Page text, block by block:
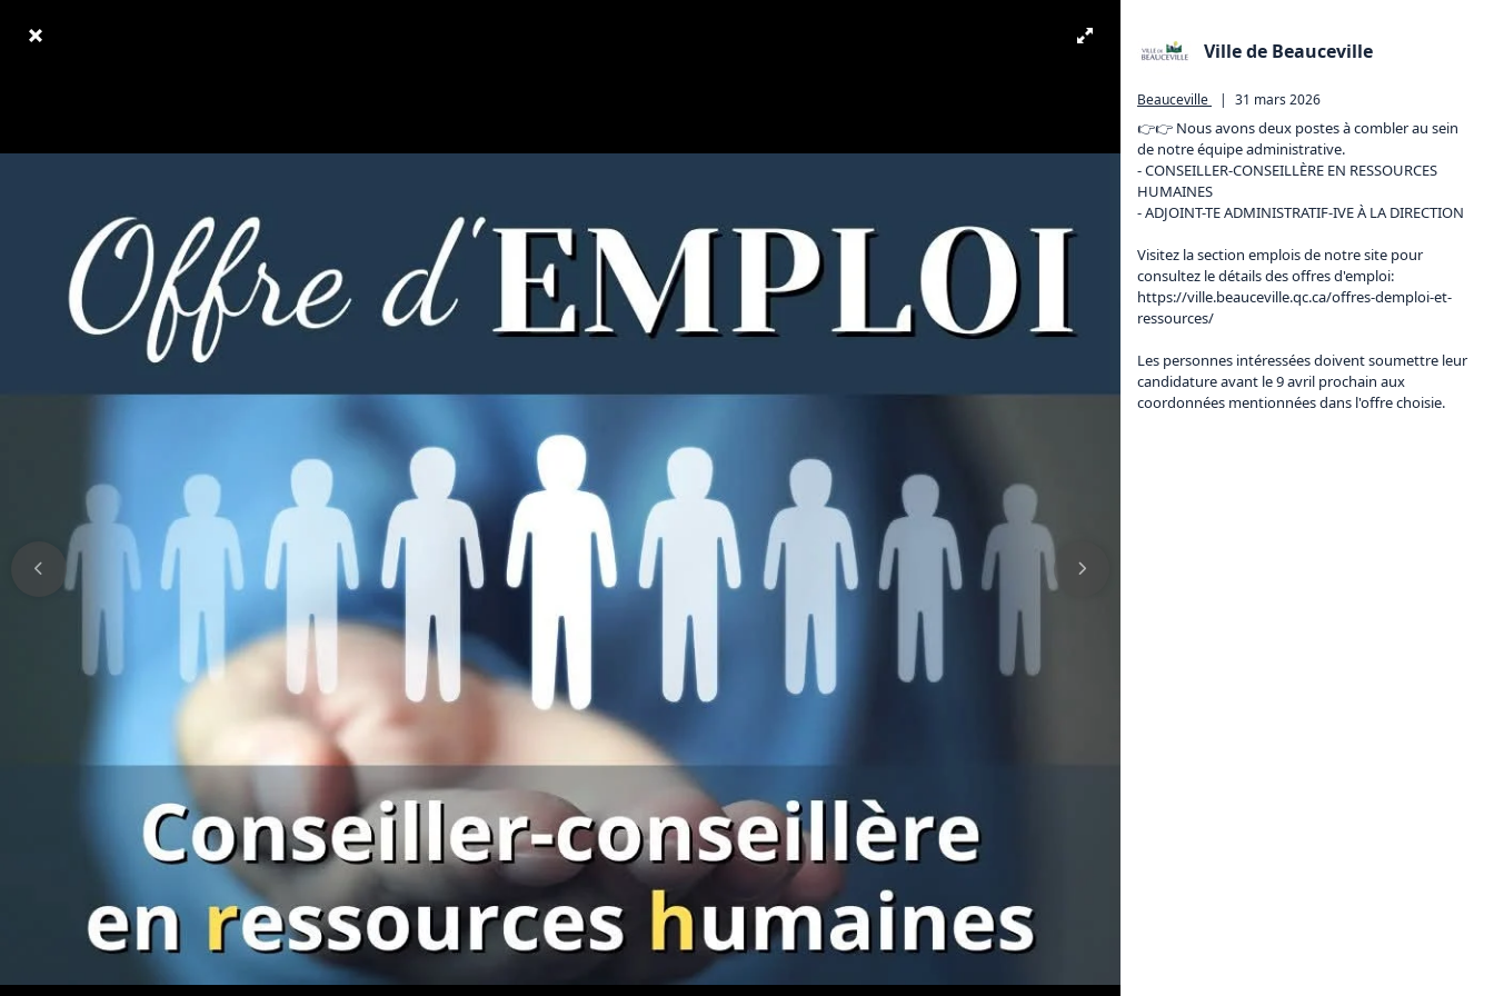
Ville de Beauceville
Beauceville | 31 mars 2026
👉👉 Nous avons deux postes à combler au sein
de notre équipe administrative.
- CONSEILLER-CONSEILLÈRE EN RESSOURCES
HUMAINES
- ADJOINT-TE ADMINISTRATIF-IVE À LA DIRECTION
Visitez la section emplois de notre site pour
consultez le détails des offres d'emploi:
https://ville.beauceville.qc.ca/offres-demploi-et-
ressources/
Les personnes intéressées doivent soumettre leur
candidature avant le 9 avril prochain aux
coordonnées mentionnées dans l'offre choisie.